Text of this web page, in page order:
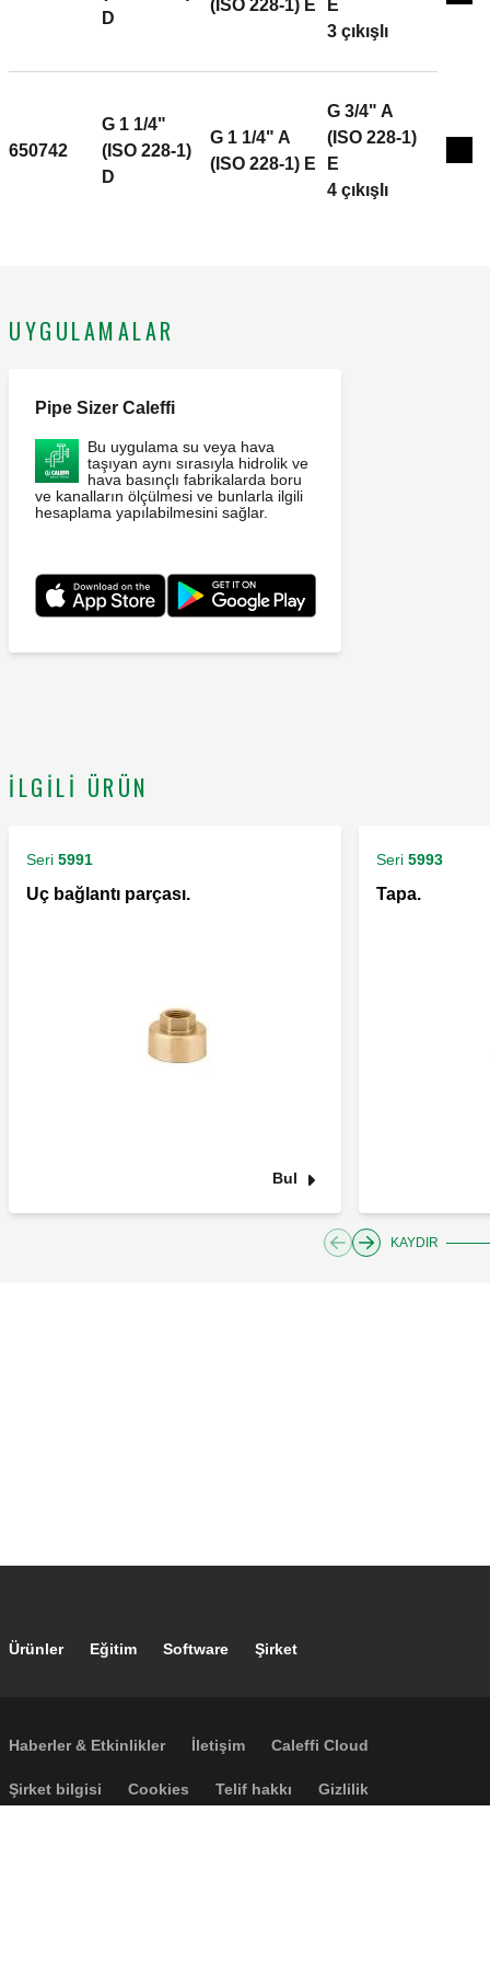
D
(ISO 228-1) E
E
3 çıkışlı
650742
G 1 1/4"
(ISO 228-1)
D
G 1 1/4" A
(ISO 228-1) E
G 3/4" A
(ISO 228-1)
E
4 çıkışlı
UYGULAMALAR
Pipe Sizer Caleffi
Bu uygulama su veya hava
taşıyan aynı sırasıyla hidrolik ve
hava basınçlı fabrikalarda boru
ve kanalların ölçülmesi ve bunlarla ilgili
hesaplama yapılabilmesini sağlar.
İLGILI ÜRÜN
Seri 5991
Uç bağlantı parçası.
Bul
Seri 5993
Tapa.
KAYDIR
Footer main navigation
Ürünler Eğitim Software Şirket
Footer secondary navigation
Haberler & Etkinlikler İletişim Caleffi Cloud
Footer menu
Şirket bilgisi Cookies Telif hakkı Gizlilik